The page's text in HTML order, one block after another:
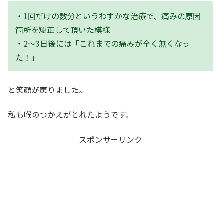
・1回だけの数分というわずかな治療で、痛みの原因
箇所を矯正して頂いた模様
・2～3日後には「これまでの痛みが全く無くなっ
た！」
と笑顔が戻りました。
私も喉のつかえがとれたようです。
スポンサーリンク